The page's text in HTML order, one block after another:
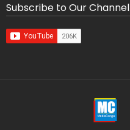
Subscribe to Our Channel